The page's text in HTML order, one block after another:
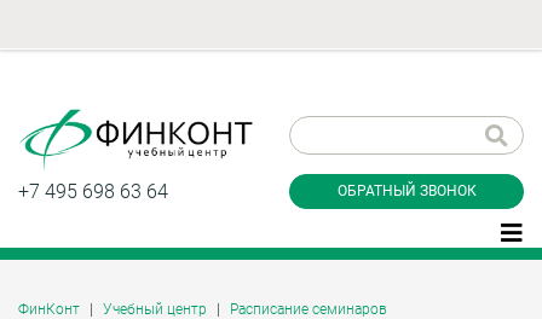
+7 495 698 63 64 ОБРАТНЫЙ ЗВОНОК
ФинКонт Учебный центр
Расписание семинаров
звонок